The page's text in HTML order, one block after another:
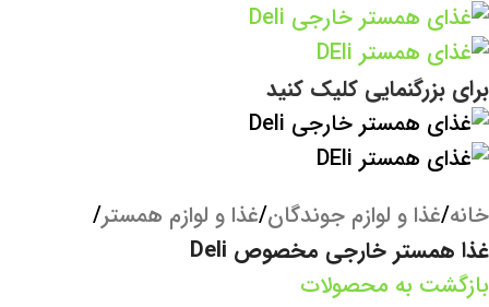
برای بزرگنمایی کلیک کنید
خانه/غذا و لوازم جوندگان/غذا و لوازم همستر/
غذا همستر خارجی مخصوص Deli
بازگشت به محصولات